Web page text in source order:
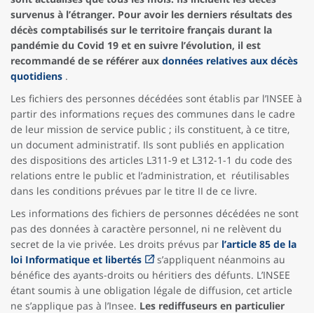
survenus à l’étranger. Pour avoir les derniers résultats des
décès comptabilisés sur le territoire français durant la
pandémie du Covid 19 et en suivre l’évolution, il est
recommandé de se référer aux données relatives aux décès
quotidiens .
Les fichiers des personnes décédées sont établis par l’INSEE à
partir des informations reçues des communes dans le cadre
de leur mission de service public ; ils constituent, à ce titre,
un document administratif. Ils sont publiés en application
des dispositions des articles L311-9 et L312-1-1 du code des
relations entre le public et l’administration, et réutilisables
dans les conditions prévues par le titre II de ce livre.
Les informations des fichiers de personnes décédées ne sont
pas des données à caractère personnel, ni ne relèvent du
secret de la vie privée. Les droits prévus par l’article 85 de la
loi Informatique et libertés
s’appliquent néanmoins au
bénéfice des ayants-droits ou héritiers des défunts. L’INSEE
étant soumis à une obligation légale de diffusion, cet article
ne s’applique pas à l’Insee. Les rediffuseurs en particulier